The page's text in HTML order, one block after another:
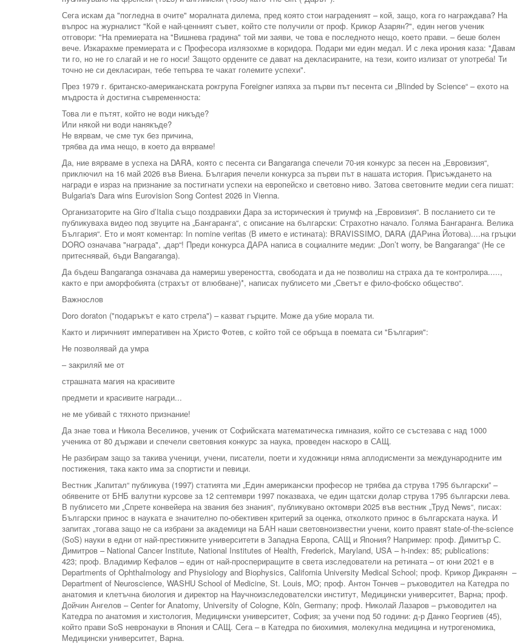
Сега искам да "погледна в очите" моралната дилема, пред която стои награденият – кой, защо, кога го награждава? На
въпрос на журналист "Кой е най-ценният съвет, който сте получили от проф. Крикор Азарян?", един негов ученик
отговори: "На премиерата на "Вишнева градина" той ми заяви, че това е последното нещо, което прави. – беше болен
вече. Изкарахме премиерата и с Професора излязохме в коридора. Подари ми един медал. И с лека ирония каза: "Давам
ти го, но не го слагай и не го носи! Защото ордените се дават на декласираните, на тези, които излизат от употреба! Ти
точно не си декласиран, тебе тепърва те чакат големите успехи".
През 1979 г. британско-американската рокгрупа Foreigner изпяха за първи път песента си „Blinded by Science“ – ехото на
мъдроста ѝ достигна съвременноста:
Това ли е пътят, който не води никъде?
Или някой ни води нанякъде?
Не вярвам, че сме тук без причина,
трябва да има нещо, в което да вярваме!
Да, ние вярваме в успеха на DARA, която с песента си Bangaranga спечели 70-ия конкурс за песен на „Евровизия“,
приключил на 16 май 2026 във Виена. България печели конкурса за първи път в нашата история. Присъждането на
награди e израз на признание за постигнати успехи на европейско и световно ниво. Затова световните медии сега пишат:
Bulgaria's Dara wins Eurovision Song Contest 2026 in Vienna.
Организаторите на Giro d’Italia също поздравихи Дара за историческия ѝ триумф на „Евровизия“. В посланието си те
публикуваха видео под звуците на „Бангаранга“, с описание на български: Страхотно начало. Голяма Бангаранга. Велика
България“. Ето и моят коментар: In nomine veritas (В името е истината): BRAVISSIMO, DARA (ДАРина Йотова)....на гръцки
DORO означава "награда", „дар“! Преди конкурса ДАРА написа в социалните медии: „Don’t worry, be Bangaranga“ (Не се
притеснявай, бъди Bangaranga).
Да бъдеш Bangaranga означава да намериш увереността, свободата и да не позволиш на страха да те контролира.....,
както е при аморфобията (страхът от влюбване)*, написах публисето ми „Светът е фило-фобско общество“.
Важнослов
Doro doraton ("подаръкът е като стрела") – казват гърците. Може да убие морала ти.
Както и лиричният императивен на Христо Фотев, с който той се обръща в поемата си "България":
Не позволявай да умра
– закриляй ме от
страшната магия на красивите
предмети и красивите награди...
не ме убивай с тяхното признание!
Да знае това и Никола Веселинов, ученик от Софийската математическа гимназия, който се състезава с над 1000
ученика от 80 държави и спечели световния конкурс за наука, проведен наскоро в САЩ.
Не разбирам защо за такива ученици, учени, писатели, поети и художници няма аплодисменти за международните им
постижения, така както има за спортисти и певици.
Вестник „Капитал“ публикува (1997) статията ми „Един американски професор не трябва да струва 1795 български” –
обявените от БНБ валутни курсове за 12 септември 1997 показваха, че един щатски долар струва 1795 български лева.
В публисето ми „Спрете конвейера на звания без знания“, публикувано октомври 2025 във вестник „Труд News“, писах:
Български принос в науката е значително по-обективен критерий за оценка, отколкото принос в българската наука. И
запитах „тогава защо не са избрани за академици на БАН наши световноизвестни учени, които правят state-of-the-science
(SоS) науки в едни от най-престижните университети в Западна Европа, САЩ и Япония? Например: проф. Димитър С.
Димитров – National Cancer Institute, National Institutes of Health, Frederick, Maryland, USA – h-index: 85; publications:
423; проф. Владимир Кефалов – един от най-проспериращите в света изследователи на ретината – от юни 2021 е в
Departments of Ophthalmology and Physiology and Biophysics, California University Medical School; проф. Крикор Дикранян –
Department of Neuroscience, WASHU School of Medicine, St. Louis, MO; проф. Антон Тончев – ръководител на Катедра по
анатомия и клетъчна биология и директор на Научноизследователски институт, Медицински университет, Варна; проф.
Дойчин Ангелов – Center for Anatomy, University of Cologne, Köln, Germany; проф. Николай Лазаров – ръководител на
Катедра по анатомия и хистология, Медицински университет, София; за учени под 50 години: д-р Данко Георгиев (45),
който прави SоS невронауки в Япония и САЩ. Сега – в ​​​​Катедра по биохимия, молекулна медицина и нутрогеномика,
Медицински университет, Варна.